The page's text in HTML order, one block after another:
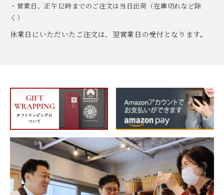
・営業日、正午12時までのご注文は当日出荷（在庫切れなど除
く）
休業日にいただいたご注文は、翌営業日の受付となります。